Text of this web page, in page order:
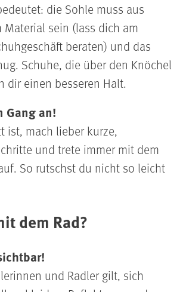
die Sohle muss aus
Material sein (lass dich am
beraten) und das
Schuhe, die über den Knöchel
dir einen besseren Halt.
Gang an!
ist, mach lieber kurze,
und trete immer mit dem
So rutschst du nicht so leicht
dem Rad?
und Radler gilt, sich